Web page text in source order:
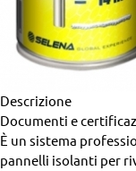
Descrizione
Documenti e
È un sistema
pannelli isolanti per